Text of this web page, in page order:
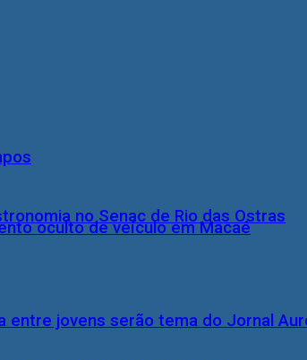
no Senac de Rio das Ostras
entre jovens serão tema do Jornal
oculto de veículo em Macaé